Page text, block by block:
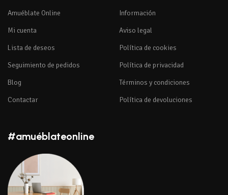
Amuéblate Online
Mi cuenta
Lista de deseos
Seguimiento de pedidos
Blog
Contactar
Información
Aviso legal
Política de cookies
Política de privacidad
Términos y condiciones
Política de devoluciones
#amuéblateonline